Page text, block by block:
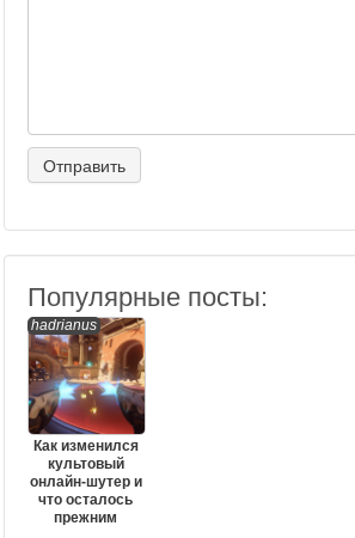
Популярные посты:
hadrianus
Как изменился
культовый
онлайн-шутер и
что осталось
прежним